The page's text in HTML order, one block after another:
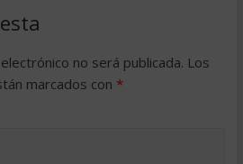
no será publicada. Los
marcados con *